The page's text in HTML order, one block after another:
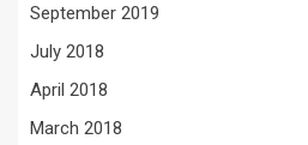
September 2019
July 2018
April 2018
March 2018